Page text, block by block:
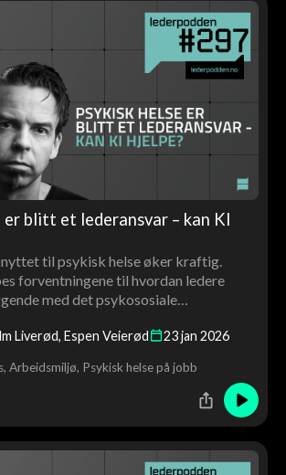
er blitt et lederansvar – kan KI
til psykisk helse øker kraftig.
forventningene til hvordan ledere
med det psykososiale
Liverød Espen Veierød 23jan 2026
Arbeidsmiljø Psykisk helse på jobb